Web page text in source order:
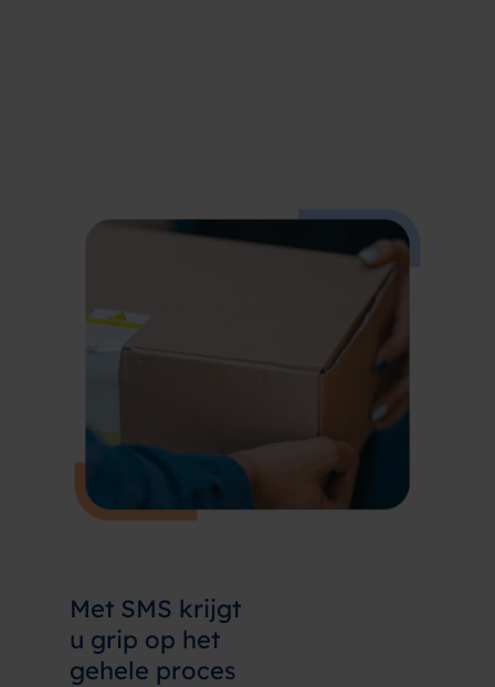
Met SMS krijgt
u grip op het
gehele proces